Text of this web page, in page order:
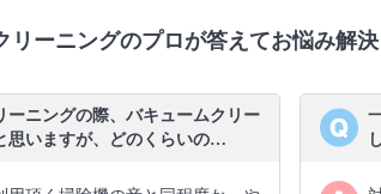
リーニングのプロが答えてお悩み解決
ーニングの際、バキュームクリー
思いますが、どのくらいの…